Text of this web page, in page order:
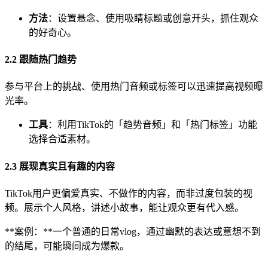
方法：设置悬念、使用吸睛标题或创意开头，抓住观众
的好奇心。
2.2 跟随热门趋势
参与平台上的挑战、使用热门音频或标签可以迅速提高视频曝
光率。
工具：利用TikTok的「趋势音频」和「热门标签」功能
选择合适素材。
2.3 展现真实且有趣的内容
TikTok用户更偏爱真实、不做作的内容，而非过度包装的视
频。展示个人风格，讲述小故事，能让观众更有代入感。
**案例：**一个普通的日常vlog，通过幽默的表达或意想不到
的结尾，可能瞬间成为爆款。